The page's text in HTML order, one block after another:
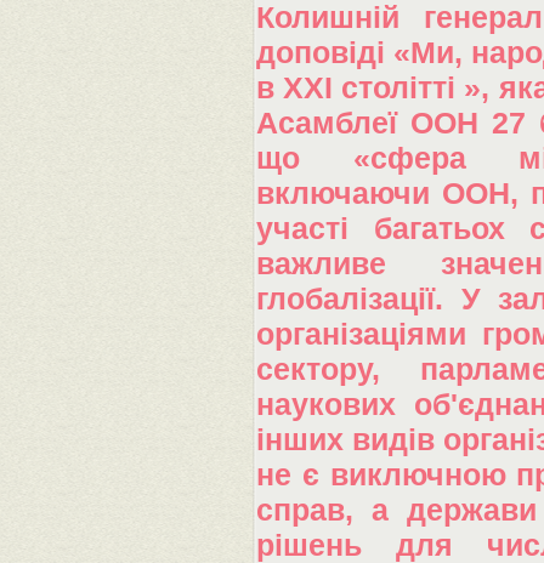
Колишній
доповіді «Ми,
в XXI столітті »,
Асамблеї ООН 27
що «сфера
включаючи ООН,
участі багатьох
важливе
глобалізації. У
організаціями
сектору,
наукових
інших видів
не є виключною
справ, а держави
рішень для